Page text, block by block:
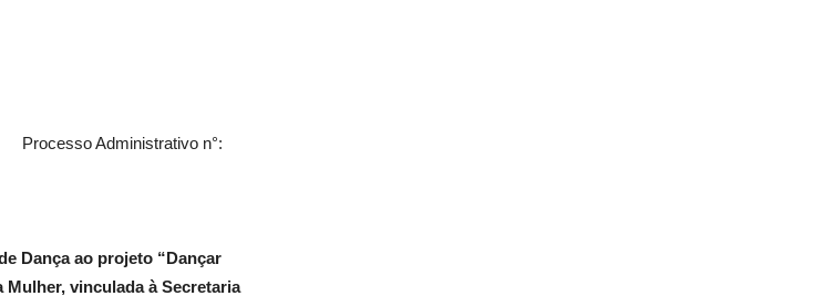
Processo Administrativo n°:
Dança ao projeto “Dançar
Mulher, vinculada à Secretaria